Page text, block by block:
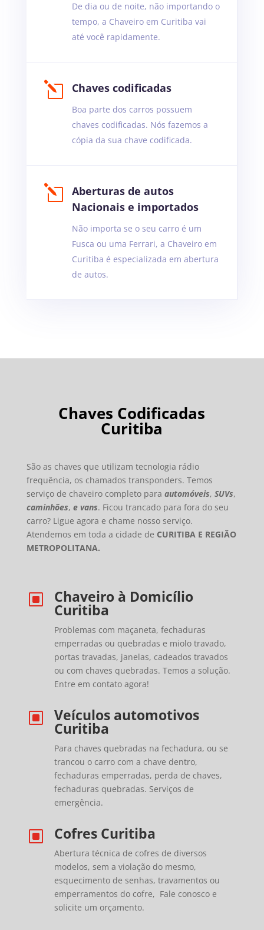
De dia ou de noite, não importando o
tempo, a Chaveiro em Curitiba vai
até você rapidamente.
l Chaves codificadas
Boa parte dos carros possuem
chaves codificadas. Nós fazemos a
cópia da sua chave codificada.
l
Aberturas de autos
Nacionais e importados
Não importa se o seu carro é um
Fusca ou uma Ferrari, a Chaveiro em
Curitiba é especializada em abertura
de autos.
Chaves Codificadas
Curitiba
São as chaves que utilizam tecnologia rádio
frequência, os chamados transponders. Temos
serviço de chaveiro completo para automóveis, SUVs,
caminhões, e vans. Ficou trancado para fora do seu
carro? Ligue agora e chame nosso serviço.
Atendemos em toda a cidade de CURITIBA E REGIÃO
METROPOLITANA.
W Chaveiro à Domicílio
Curitiba
Problemas com maçaneta, fechaduras
emperradas ou quebradas e miolo travado,
portas travadas, janelas, cadeados travados
ou com chaves quebradas. Temos a solução.
Entre em contato agora!
W Veículos automotivos
Curitiba
Para chaves quebradas na fechadura, ou se
trancou o carro com a chave dentro,
fechaduras emperradas, perda de chaves,
fechaduras quebradas. Serviços de
emergência.
W Cofres Curitiba
Abertura técnica de cofres de diversos
modelos, sem a violação do mesmo,
esquecimento de senhas, travamentos ou
emperramentos do cofre, Fale conosco e
solicite um orçamento.